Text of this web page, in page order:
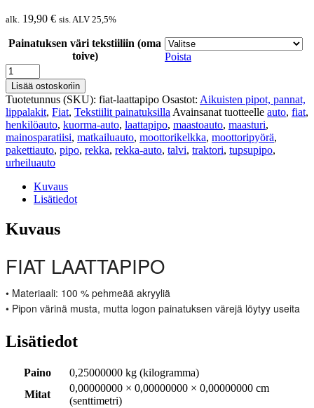
alk. 19,90 € sis. ALV 25,5%
Painatuksen väri tekstiiliin (oma
toive)
Poista
Fiat
-
Laattapipo
määrä
Lisää ostoskoriin
Tuotetunnus (SKU): fiat-laattapipo Osastot: Aikuisten pipot, pannat,
lippalakit, Fiat, Tekstiilit painatuksilla Avainsanat tuotteelle auto, fiat,
henkilöauto, kuorma-auto, laattapipo, maastoauto, maasturi,
mainosparatiisi, matkailuauto, moottorikelkka, moottoripyörä,
pakettiauto, pipo, rekka, rekka-auto, talvi, traktori, tupsupipo,
urheiluauto
Kuvaus
Lisätiedot
Kuvaus
FIAT LAATTAPIPO
• Materiaali: 100 % pehmeää akryyliä
• Pipon värinä musta, mutta logon painatuksen värejä löytyy useita
Lisätiedot
Paino
0,25000000 kg (kilogramma)
Mitat
0,00000000 × 0,00000000 × 0,00000000 cm
(senttimetri)